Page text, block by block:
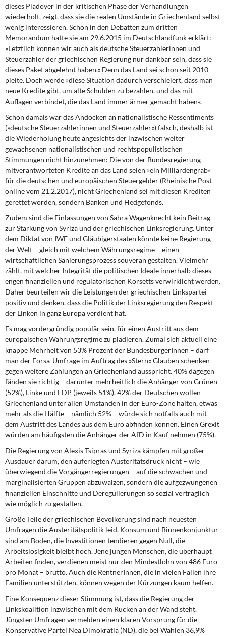
dieses Plädoyer in der kritischen Phase der Verhandlungen
wiederholt, zeigt, dass sie die realen Umstände in Griechenland selbst
wenig interessieren. Schon in den Debatten zum dritten
Memorandum hatte sie am 29.6.2015 im Deutschlandfunk erklärt:
»Letztlich können wir auch als deutsche Steuerzahlerinnen und
Steuerzahler der griechischen Regierung nur dankbar sein, dass sie
dieses Paket abgelehnt haben.« Denn das Land sei schon seit 2010
pleite. Doch werde »diese Situation dadurch verschleiert, dass man
neue Kredite gibt, um alte Schulden zu bezahlen, und das mit
Auflagen verbindet, die das Land immer ärmer gemacht haben«.
Schon damals war das Andocken an nationalistische Ressentiments
(»deutsche Steuerzahlerinnen und Steuerzahler«) falsch, deshalb ist
die Wiederholung heute angesichts der inzwischen weiter
gewachsenen nationalistischen und rechtspopulistischen
Stimmungen nicht hinzunehmen: Die von der Bundesregierung
mitverantworteten Kredite an das Land seien »ein Milliardengrab«
für die deutschen und europäischen Steuergelder (Rheinische Post
online vom 21.2.2017), nicht Griechenland sei mit diesen Krediten
gerettet worden, sondern Banken und Hedgefonds.
Zudem sind die Einlassungen von Sahra Wagenknecht kein Beitrag
zur Stärkung von Syriza und der griechischen Linksregierung. Unter
dem Diktat von IWF und Gläubigerstaaten könnte keine Regierung
der Welt – gleich mit welchem Währungsregime – einen
wirtschaftlichen Sanierungsprozess souverän gestalten. Vielmehr
zählt, mit welcher Integrität die politischen Ideale innerhalb dieses
engen finanziellen und regulatorischen Korsetts verwirklicht werden.
Daher beurteilen wir die Leistungen der griechischen Linkspartei
positiv und denken, dass die Politik der Linksregierung den Respekt
der Linken in ganz Europa verdient hat.
Es mag vordergründig populär sein, für einen Austritt aus dem
europäischen Währungsregime zu plädieren. Zumal sich aktuell eine
knappe Mehrheit von 53% Prozent der BundesbürgerInnen – darf
man der Forsa-Umfrage im Auftrag des »Stern« Glauben schenken –
gegen weitere Zahlungen an Griechenland ausspricht. 40% dagegen
fänden sie richtig – darunter mehrheitlich die Anhänger von Grünen
(52%), Linke und FDP (jeweils 51%). 42% der Deutschen wollen
Griechenland unter allen Umständen in der Euro-Zone halten, etwas
mehr als die Hälfte – nämlich 52% – würde sich notfalls auch mit
dem Austritt des Landes aus dem Euro abfinden können. Einen Grexit
würden am häufigsten die Anhänger der AfD in Kauf nehmen (75%).
Die Regierung von Alexis Tsipras und Syriza kämpfen mit großer
Ausdauer darum, den auferlegten Austeritätsdruck nicht – wie
überwiegend die Vorgängerregierungen – auf die schwachen und
marginalisierten Gruppen abzuwälzen, sondern die aufgezwungenen
finanziellen Einschnitte und Deregulierungen so sozial verträglich
wie möglich zu gestalten.
Große Teile der griechischen Bevölkerung sind nach neuesten
Umfragen die Austeritätspolitik leid. Konsum und Binnenkonjunktur
sind am Boden, die Investitionen tendieren gegen Null, die
Arbeitslosigkeit bleibt hoch. Jene jungen Menschen, die überhaupt
Arbeiten finden, verdienen meist nur den Mindestlohn von 486 Euro
pro Monat – brutto. Auch die RentnerInnen, die in vielen Fällen ihre
Familien unterstützten, können wegen der Kürzungen kaum helfen.
Eine Konsequenz dieser Stimmung ist, dass die Regierung der
Linkskoalition inzwischen mit dem Rücken an der Wand steht.
Jüngsten Umfragen vermelden einen klaren Vorsprung für die
Konservative Partei Nea Dimokratia (ND), die bei Wahlen 36,9%